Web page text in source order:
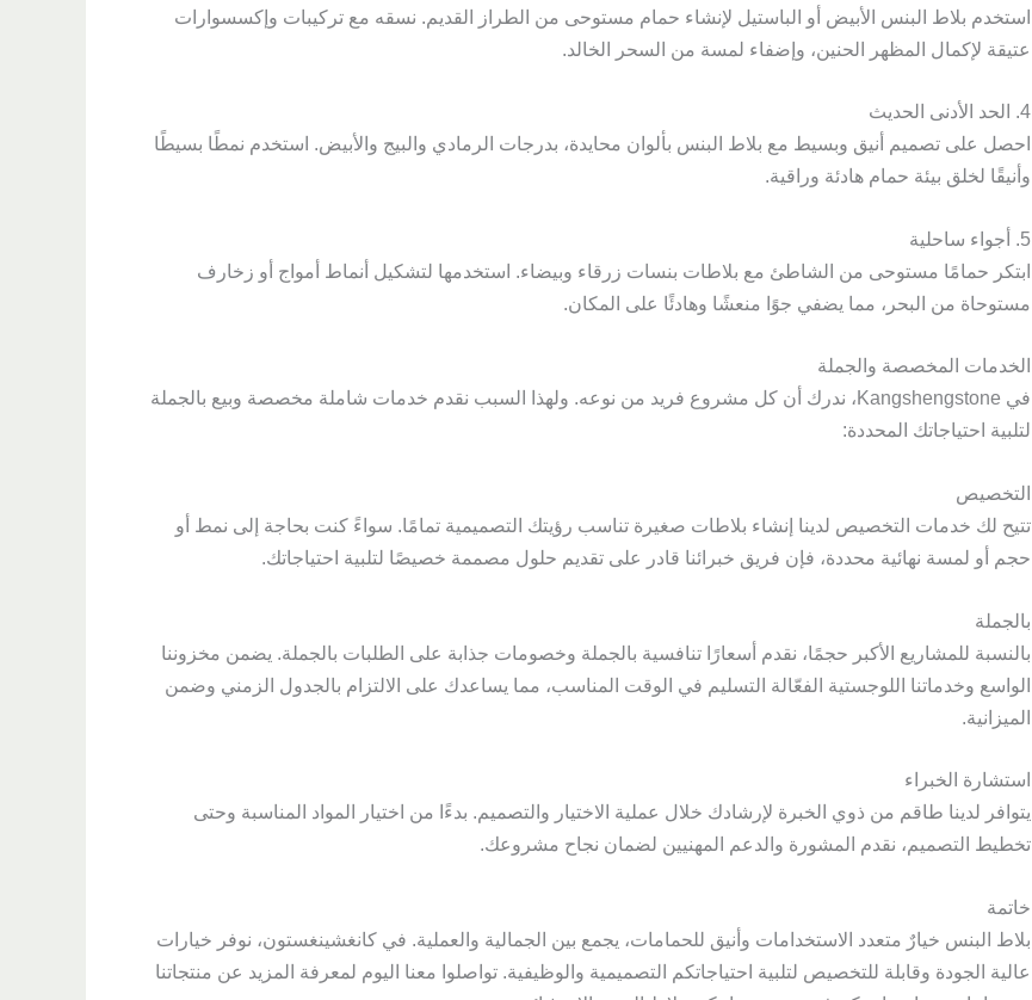
استخدم بلاط البنس الأبيض أو الباستيل لإنشاء حمام مستوحى من الطراز القديم. نسقه مع تركيبات وإكسسوارات
عتيقة لإكمال المظهر الحنين، وإضفاء لمسة من السحر الخالد.
4. الحد الأدنى الحديث
احصل على تصميم أنيق وبسيط مع بلاط البنس بألوان محايدة، بدرجات الرمادي والبيج والأبيض. استخدم نمطًا بسيطًا
وأنيقًا لخلق بيئة حمام هادئة وراقية.
5. أجواء ساحلية
ابتكر حمامًا مستوحى من الشاطئ مع بلاطات بنسات زرقاء وبيضاء. استخدمها لتشكيل أنماط أمواج أو زخارف
مستوحاة من البحر، مما يضفي جوًا منعشًا وهادئًا على المكان.
الخدمات المخصصة والجملة
في Kangshengstone، ندرك أن كل مشروع فريد من نوعه. ولهذا السبب نقدم خدمات شاملة مخصصة وبيع بالجملة
لتلبية احتياجاتك المحددة:
التخصيص
تتيح لك خدمات التخصيص لدينا إنشاء بلاطات صغيرة تناسب رؤيتك التصميمية تمامًا. سواءً كنت بحاجة إلى نمط أو
حجم أو لمسة نهائية محددة، فإن فريق خبرائنا قادر على تقديم حلول مصممة خصيصًا لتلبية احتياجاتك.
بالجملة
بالنسبة للمشاريع الأكبر حجمًا، نقدم أسعارًا تنافسية بالجملة وخصومات جذابة على الطلبات بالجملة. يضمن مخزوننا
الواسع وخدماتنا اللوجستية الفعّالة التسليم في الوقت المناسب، مما يساعدك على الالتزام بالجدول الزمني وضمن
الميزانية.
استشارة الخبراء
يتوافر لدينا طاقم من ذوي الخبرة لإرشادك خلال عملية الاختيار والتصميم. بدءًا من اختيار المواد المناسبة وحتى
تخطيط التصميم، نقدم المشورة والدعم المهنيين لضمان نجاح مشروعك.
خاتمة
بلاط البنس خيارٌ متعدد الاستخدامات وأنيق للحمامات، يجمع بين الجمالية والعملية. في كانغشينغستون، نوفر خيارات
عالية الجودة وقابلة للتخصيص لتلبية احتياجاتكم التصميمية والوظيفية. تواصلوا معنا اليوم لمعرفة المزيد عن منتجاتنا